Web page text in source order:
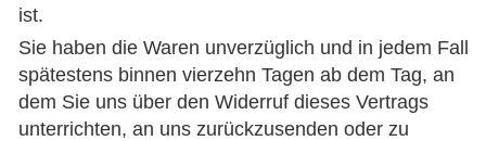
ist.
Sie haben die Waren unverzüglich und in jedem Fall
spätestens binnen vierzehn Tagen ab dem Tag, an
dem Sie uns über den Widerruf dieses Vertrags
unterrichten, an uns zurückzusenden oder zu